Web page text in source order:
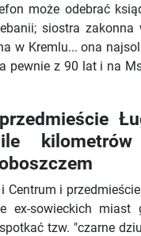
może odebrać
siostra
w Kremlu... ona
pewnie z 90 lat i na
kilometrów
Centrum i
ex-sowieckich miast
tzw. "czarne